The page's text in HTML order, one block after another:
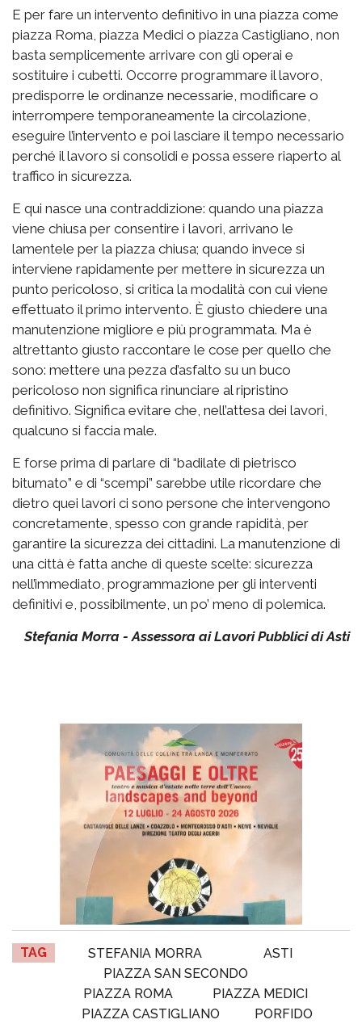
E per fare un intervento definitivo in una piazza come
piazza Roma, piazza Medici o piazza Castigliano, non
basta semplicemente arrivare con gli operai e
sostituire i cubetti. Occorre programmare il lavoro,
predisporre le ordinanze necessarie, modificare o
interrompere temporaneamente la circolazione,
eseguire l’intervento e poi lasciare il tempo necessario
perché il lavoro si consolidi e possa essere riaperto al
traffico in sicurezza.
E qui nasce una contraddizione: quando una piazza
viene chiusa per consentire i lavori, arrivano le
lamentele per la piazza chiusa; quando invece si
interviene rapidamente per mettere in sicurezza un
punto pericoloso, si critica la modalità con cui viene
effettuato il primo intervento. È giusto chiedere una
manutenzione migliore e più programmata. Ma è
altrettanto giusto raccontare le cose per quello che
sono: mettere una pezza d’asfalto su un buco
pericoloso non significa rinunciare al ripristino
definitivo. Significa evitare che, nell’attesa dei lavori,
qualcuno si faccia male.
E forse prima di parlare di “badilate di pietrisco
bitumato” e di “scempi” sarebbe utile ricordare che
dietro quei lavori ci sono persone che intervengono
concretamente, spesso con grande rapidità, per
garantire la sicurezza dei cittadini. La manutenzione di
una città è fatta anche di queste scelte: sicurezza
nell’immediato, programmazione per gli interventi
definitivi e, possibilmente, un po’ meno di polemica.
Stefania Morra - Assessora ai Lavori Pubblici di Asti
TAG STEFANIA MORRA
ASTI
PIAZZA SAN SECONDO
PIAZZA ROMA
PIAZZA MEDICI
PIAZZA CASTIGLIANO
PORFIDO